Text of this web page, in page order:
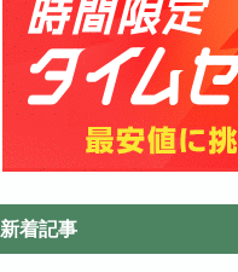
新着記事